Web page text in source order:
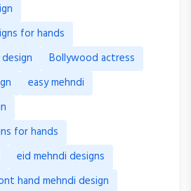
for hands
Bollywood actress
easy mehndi
for hands
eid mehndi designs
hand mehndi design